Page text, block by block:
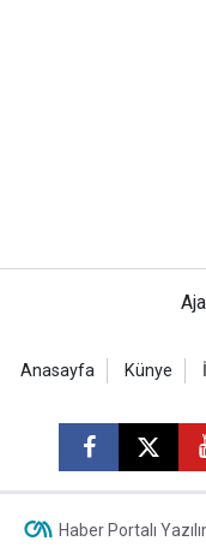
Anasayfa Künye
Haber Portalı